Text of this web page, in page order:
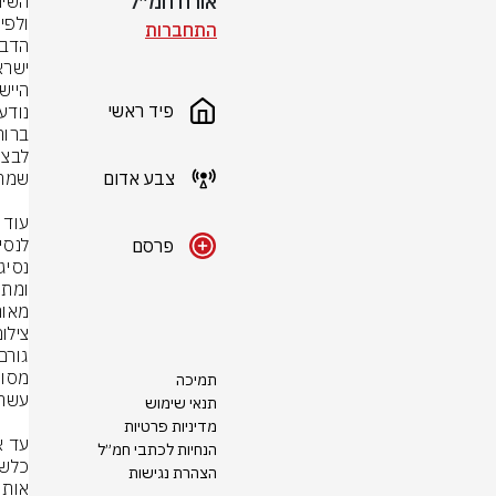
התחברות
פיד ראשי
צבע אדום
פרסם
תמיכה
תנאי שימוש
מדיניות פרטיות
הנחיות לכתבי חמ״ל
הצהרת נגישות